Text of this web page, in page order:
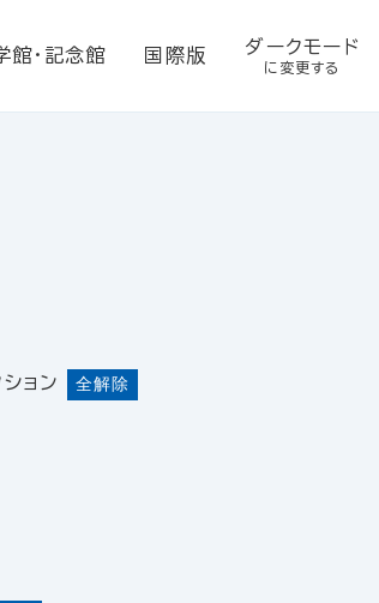
館・記念館 国際版 ダークモード
に変更する
ョン 全解除